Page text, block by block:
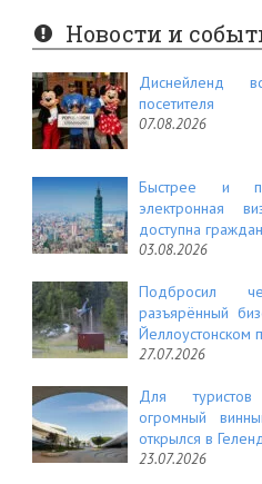
er
es
t
e
d
Новости и
Диснейленд
посетителя
07.08.2026
Быстрее и
электронная
доступна
03.08.2026
Подбросил
разъярённый
Йеллоустонском
27.07.2026
Для
огромный
открылся в
23.07.2026